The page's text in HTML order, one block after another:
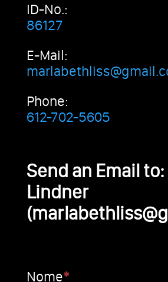
ID-No.:
86127
E-Mail:
Phone:
612-702-5605
Send an Email
Lindner
Nome*